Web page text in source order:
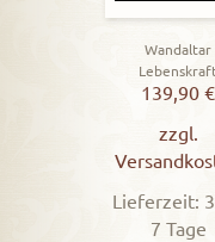
Wandaltar
139,90€
zzgl.
Lieferzeit:
7 Tage